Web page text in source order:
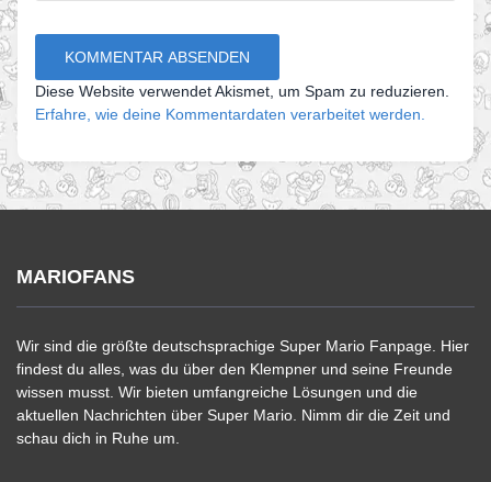
Diese Website verwendet Akismet, um Spam zu reduzieren.
Erfahre, wie deine Kommentardaten verarbeitet werden.
MARIOFANS
Wir sind die größte deutschsprachige Super Mario Fanpage. Hier
findest du alles, was du über den Klempner und seine Freunde
wissen musst. Wir bieten umfangreiche Lösungen und die
aktuellen Nachrichten über Super Mario. Nimm dir die Zeit und
schau dich in Ruhe um.